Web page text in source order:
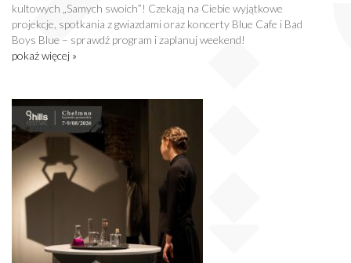
kultowych „Samych swoich”! Czekają na Ciebie wyjątkowe
projekcje, spotkania z gwiazdami oraz koncerty Blue Cafe i Bad
Boys Blue – sprawdź program i zaplanuj weekend!
pokaż więcej »